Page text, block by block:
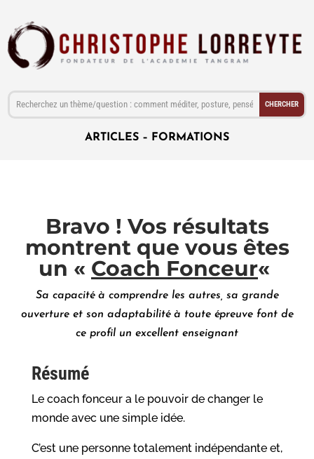
ARTICLES – FORMATIONS
Bravo ! Vos résultats
montrent que vous êtes
un « Coach Fonceur«
Sa capacité à comprendre les autres, sa grande
ouverture et son adaptabilité à toute épreuve font de
ce profil un excellent enseignant
Résumé
Le coach fonceur a le pouvoir de changer le
monde avec une simple idée.
C’est une personne totalement indépendante et,